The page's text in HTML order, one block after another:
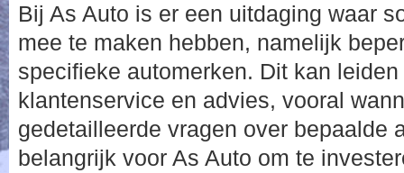
Bij As Auto is er een uitdaging waar
mee te maken hebben, namelijk
specifieke automerken. Dit kan
klantenservice en advies, vooral
gedetailleerde vragen over bepaalde
belangrijk voor As Auto om te